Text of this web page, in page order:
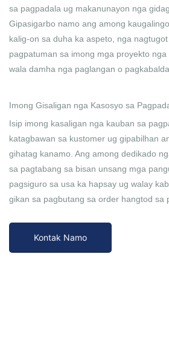
sa pagpadala ug makanunayon nga
Gipasigarbo namo ang among
kalig-on sa duha ka aspeto, nga
pagpatuman sa imong mga proyekto
wala damha nga paglangan o pagkabalda.
Imong Gisaligan nga Kasosyo sa
Isip imong kasaligan nga kauban sa
katagbawan sa kustomer ug gipabilhan
gihatag kanamo. Ang among dedikado
sa pagtabang sa bisan unsang mga
pagsiguro sa usa ka hapsay ug walay
gikan sa pagbutang sa order hangtod sa
Kontak Namo